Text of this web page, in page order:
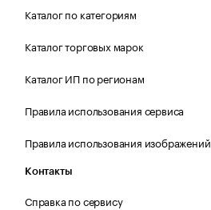
Каталог по категориям
Каталог торговых марок
Каталог ИП по регионам
Правила использования сервиса
Правила использования изображений
Контакты
Справка по сервису